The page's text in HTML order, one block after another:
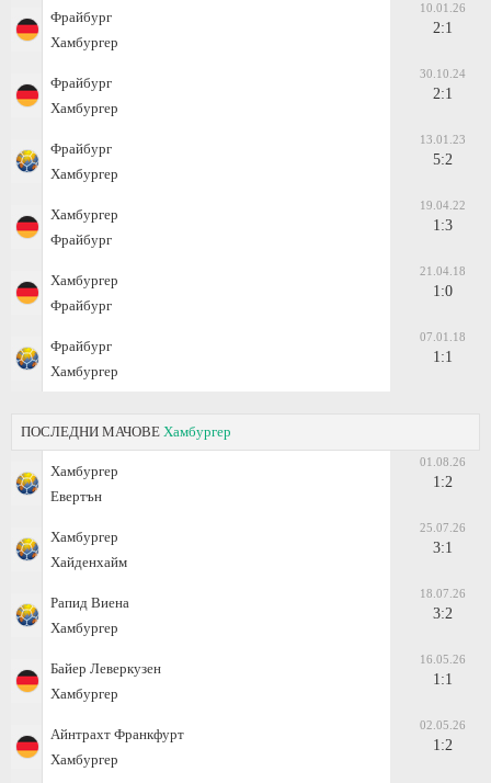
Фрайбург
Хамбургер
10.01.26
2:1
Фрайбург
Хамбургер
30.10.24
2:1
Фрайбург
Хамбургер
13.01.23
5:2
Хамбургер
Фрайбург
19.04.22
1:3
Хамбургер
Фрайбург
21.04.18
1:0
Фрайбург
Хамбургер
07.01.18
1:1
ПОСЛЕДНИ МАЧОВЕ Хамбургер
Хамбургер
Евертън
01.08.26
1:2
Хамбургер
Хайденхайм
25.07.26
3:1
Рапид Виена
Хамбургер
18.07.26
3:2
Байер Леверкузен
Хамбургер
16.05.26
1:1
Айнтрахт Франкфурт
Хамбургер
02.05.26
1:2